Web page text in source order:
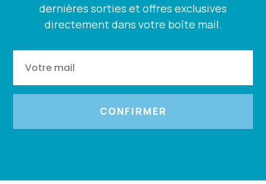
dernières sorties et offres exclusives
directement dans votre boîte mail.
CONFIRMER